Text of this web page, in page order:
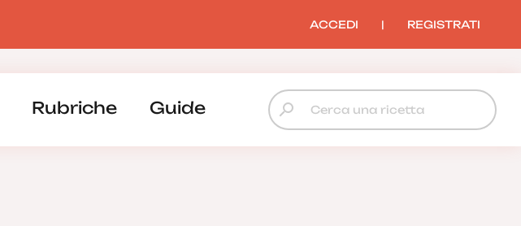
ACCEDI | REGISTRATI
Rubriche Guide